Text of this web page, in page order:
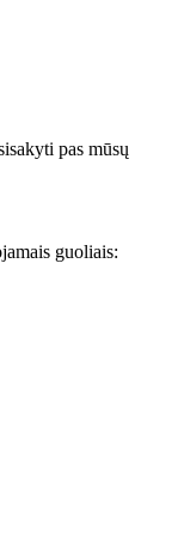
pas mūsų
guoliais: